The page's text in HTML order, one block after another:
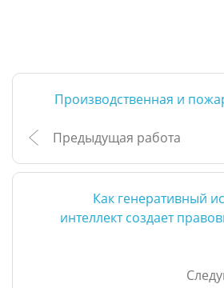
Производственная и
Предыдущая работа
Как генеративный
интеллект создает